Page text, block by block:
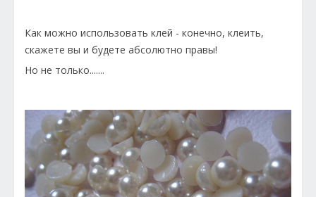
Как можно использовать клей - конечно, клеить,
скажете вы и будете абсолютно правы!
Но не только.......